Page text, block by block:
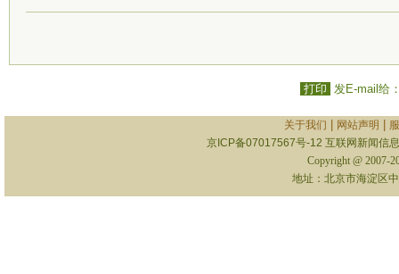
打印 发E-mail给
关于我们 网站声明
京ICP备07017567号-12 互联网新闻信
Copyright @ 2007-
地址：北京市海淀区